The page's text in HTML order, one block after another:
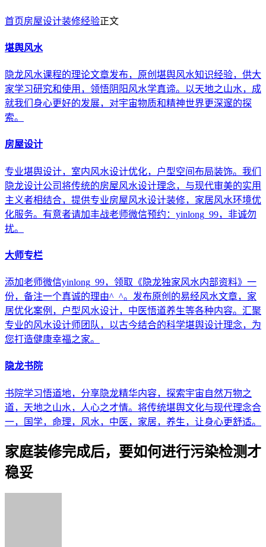
首页房屋设计装修经验正文
堪舆风水
隐龙风水课程的理论文章发布，原创堪舆风水知识经验，供大
家学习研究和使用，领悟阴阳风水学真谛。以天地之山水，成
就我们身心更好的发展，对宇宙物质和精神世界更深邃的探
索。
房屋设计
专业堪舆设计，室内风水设计优化，户型空间布局装饰。我们
隐龙设计公司将传统的房屋风水设计理念，与现代审美的实用
主义者相结合，提供专业房屋风水设计装修，家居风水环境优
化服务。有意者请加丰战老师微信预约：yinlong_99，非诚勿
扰。
大师专栏
添加老师微信yinlong_99，领取《隐龙独家风水内部资料》一
份，备注一个真诚的理由^_^。发布原创的易经风水文章，家
居优化案例，户型风水设计，中医悟道养生等各种内容。汇聚
专业的风水设计师团队，以古今结合的科学堪舆设计理念，为
您打造健康幸福之家。
隐龙书院
书院学习悟道地，分享隐龙精华内容，探索宇宙自然万物之
道，天地之山水，人心之才情。将传统堪舆文化与现代理念合
一，国学，命理，风水，中医，家居，养生，让身心更舒适。
家庭装修完成后，要如何进行污染检测才
稳妥